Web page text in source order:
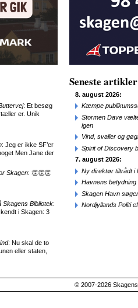
: Et besøg
er. Unik
: Jeg er ikke SF’er
Men Jane der
Skagen: 👏👏👏
Skagens Bibliotek:
i Skagen: 3
: Nu skal de to
eller staten,
Seneste artikler
8. august 2026:
Kæmpe
Stormen Dave
igen
Vind, svaller og
Spirit of Discovery
7. august 2026:
Ny direktør tiltrådt i
Havnens betydning
Skagen Havn
Nordjyllands Politi
© 2007-2026